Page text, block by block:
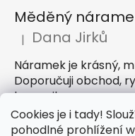
Cookies je i tady!
pohodlné prohlížení
Hodnocení produktu
| Dana Jirků
Náramek je krásný,
Doporučuji obchod,
komunikace